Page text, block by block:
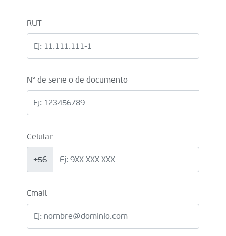
RUT
N° de serie o de documento
Celular
+56
Email